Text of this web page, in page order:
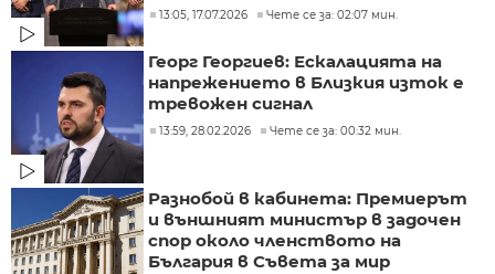
13:05, 17.07.2026 Чете се за: 02:07 мин.
Георг Георгиев: Ескалацията на
напрежението в Близкия изток е
тревожен сигнал
13:59, 28.02.2026 Чете се за: 00:32 мин.
Разнобой в кабинета: Премиерът
и външният министър в задочен
спор около членството на
България в Съвета за мир